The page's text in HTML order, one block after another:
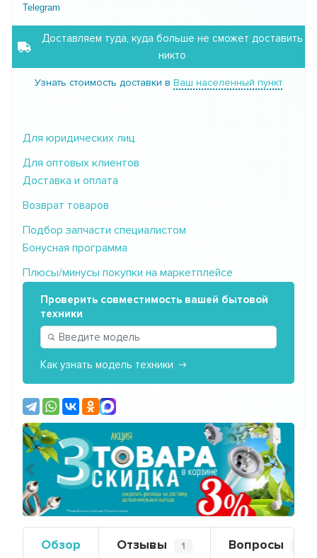
Telegram
Доставляем туда, куда больше не сможет доставить
никто
Узнать стоимость доставки в Ваш населенный пункт
Для юридических лиц
Для оптовых клиентов
Доставка и оплата
Возврат товаров
Подбор запчасти специалистом
Бонусная программа
Плюсы/минусы покупки на маркетплейсе
Проверить совместимость вашей бытовой
техники
Как узнать модель техники
Предыдущий
Обзор Отзывы 1 Вопросы